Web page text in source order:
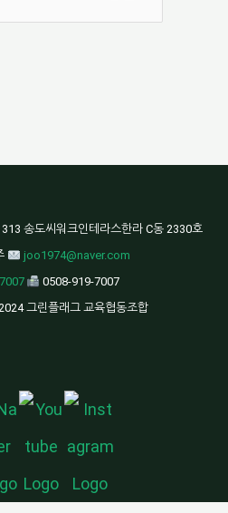
송도씨워크인테라스한라 C동 2330호
joo1974@naver.com
0508-919-7007
그린플래그 교육협동조합